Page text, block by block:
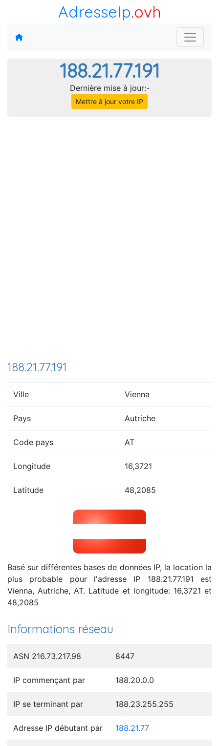
AdresseIp.ovh
188.21.77.191
Dernière mise à jour:-
Mettre à jour votre IP
188.21.77.191
Ville Vienna
Pays Autriche
Code pays AT
Longitude 16,3721
Latitude 48,2085
Basé sur différentes bases de données IP, la location la
plus probable pour l'adresse IP 188.21.77.191 est
Vienna, Autriche, AT. Latitude et longitude: 16,3721 et
48,2085
Informations réseau
ASN 216.73.217.98 8447
IP commençant par 188.20.0.0
IP se terminant par 188.23.255.255
Adresse IP débutant par 188.21.77